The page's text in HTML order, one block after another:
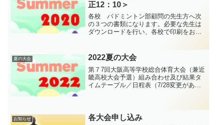
正12：10＞
各校 バドミントン部顧問の先生方へ次
の３つの書類になります。必要な先生は
ダウンロードを行い、各校で印刷をお願
バドミントンの大会などに使用していた
だいても構いません。ご活...
夏の大会 2022夏の大会
第７7回大阪高等学校総合体育大会（兼近
畿高校大会予選）組み合わせ及び結果タ
イムテーブル／日程表（7/28変更があり
こちらから入力して...
お知らせ 各大会申し込み